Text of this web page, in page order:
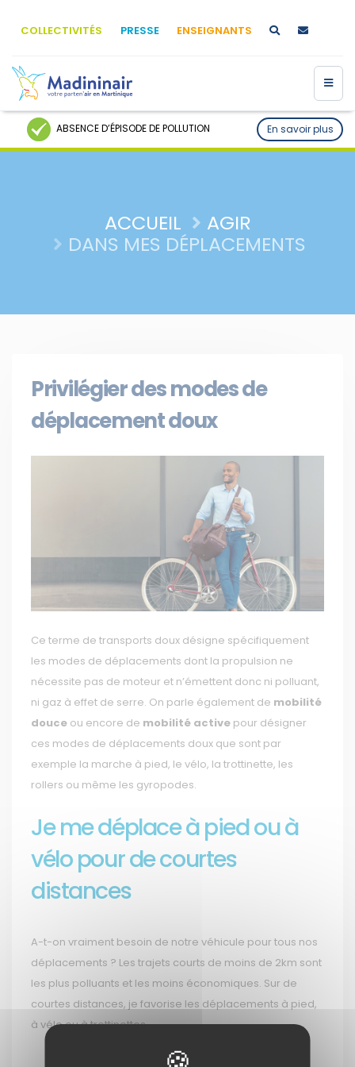
COLLECTIVITÉS PRESSE ENSEIGNANTS
ABSENCE D’ÉPISODE DE POLLUTION En savoir plus
ACCUEIL
AGIR
DANS MES DÉPLACEMENTS
Privilégier des modes de
déplacement doux
Ce terme de transports doux désigne spécifiquement
les modes de déplacements dont la propulsion ne
nécessite pas de moteur et n’émettent donc ni polluant,
ni gaz à effet de serre. On parle également de mobilité
douce ou encore de mobilité active pour désigner
ces modes de déplacements doux que sont par
exemple la marche à pied, le vélo, la trottinette, les
rollers ou même les gyropodes.
Je me déplace à pied ou à
vélo pour de courtes
distances
A-t-on vraiment besoin de notre véhicule pour tous nos
déplacements ? Les trajets courts de moins de 2km sont
les plus polluants et les moins économiques. Sur de
courtes distances, je favorise les déplacements à pied,
à vélo ou à trottinettes.